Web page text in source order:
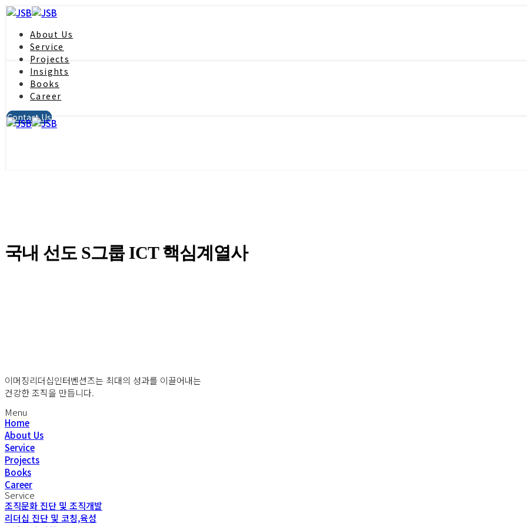
About Us
Service
Projects
Insights
Books
Career
Contact Us
국내 선도 S그룹 ICT 핵심계열사
이머징리더십인터벤션즈는 최대의 성과를 이끌어내는
건강한 조직을 만듭니다.
Menu
Home
About Us
Service
Projects
Books
Career
Service
조직문화 진단 및 조직개발
리더십 진단 및 코칭,육성